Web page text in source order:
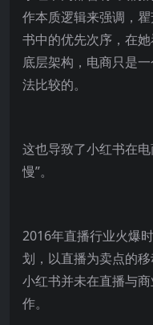
作本质逻辑来强调，
书中的优先次序，在
底层架构，电商只是
法比较的。
这也导致了小红书在
慢”。
2016年直播行业火爆
划，以直播为卖点的
小红书并未在直播与
作。